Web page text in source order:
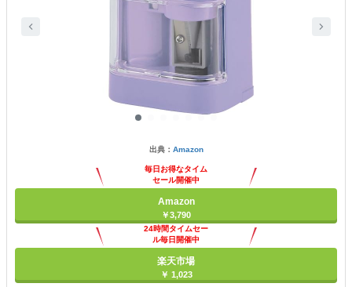
出典： Amazon
毎日お得なタイム
セール開催中
Amazon
￥3,790
24時間タイムセー
ル毎日開催中
楽天市場
￥ 1,023